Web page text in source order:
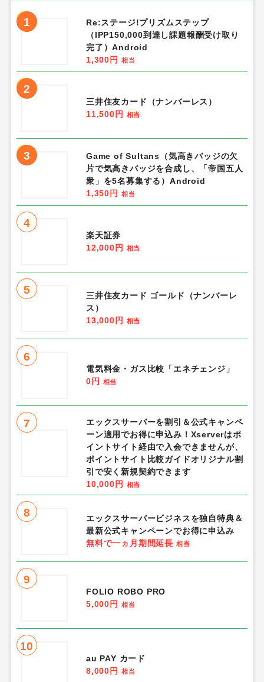
1
Re:ステージ!プリズムステップ
（IPP150,000到達し課題報酬受け取り
完了）Android
1,300円
相当
2
三井住友カード（ナンバーレス）
11,500円
相当
3
Game of Sultans（気高きバッジの欠
片で気高きバッジを合成し、「帝国五人
衆」を5名募集する）Android
1,350円
相当
4
楽天証券
12,000円
相当
5
三井住友カード ゴールド（ナンバーレ
ス）
13,000円
相当
6
電気料金・ガス比較「エネチェンジ」
0円
相当
7
エックスサーバーを割引＆公式キャンペ
ーン適用でお得に申込み！Xserverはポ
イントサイト経由で入会できませんが、
ポイントサイト比較ガイドオリジナル割
引で安く新規契約できます
10,000円
相当
8
エックスサーバービジネスを独自特典＆
最新公式キャンペーンでお得に申込み
無料で一ヵ月期間延長 相当
9
FOLIO ROBO PRO
5,000円
相当
10
au PAY カード
8,000円
相当